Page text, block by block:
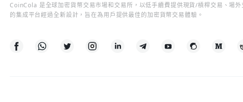
CoinCola 是全球加密貨幣交易市場和交易所，以低手續費提供現貨/槓桿交易、場
的集成平台經過全新設計，旨在為用戶提供最佳的加密貨幣交易體驗。